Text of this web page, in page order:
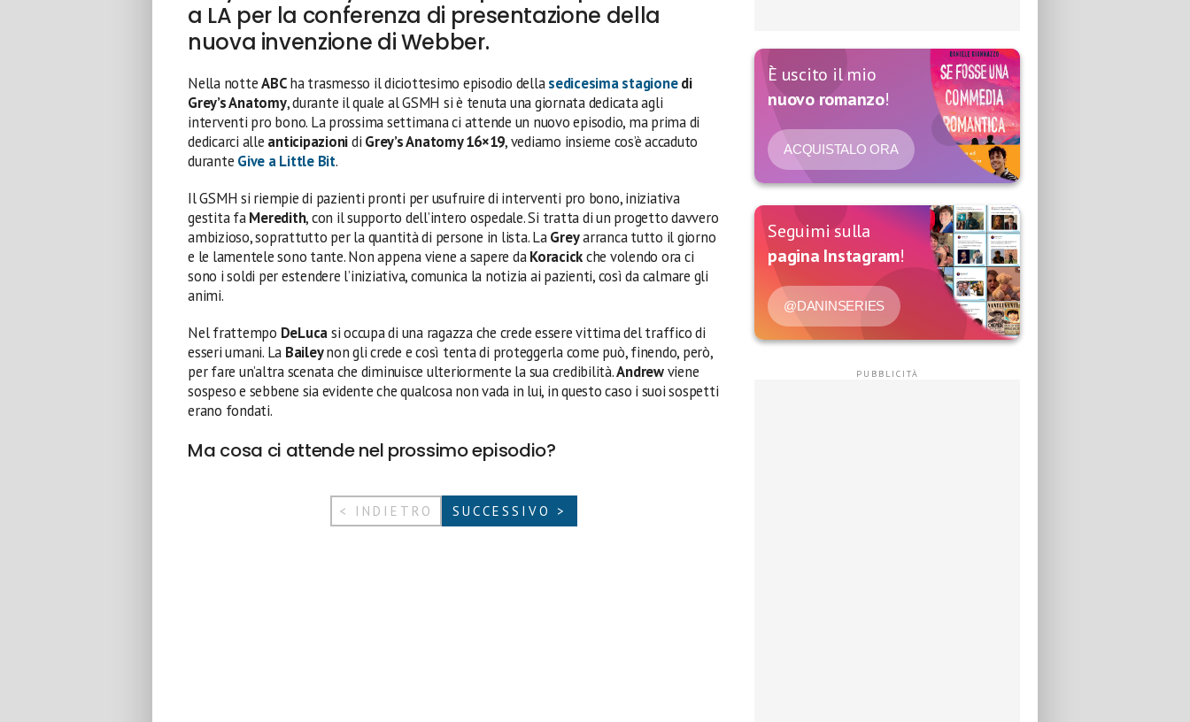
a LA per la conferenza di presentazione della
nuova invenzione di Webber.
Nella notteABCha trasmesso il diciottesimo episodio dellasedicesima stagionedi
Grey’s Anatomy, durante il quale al GSMH si è tenuta una giornata dedicata agli
interventi pro bono. La prossima settimana ci attende un nuovo episodio, ma prima di
dedicarci alle anticipazionidi Grey’s Anatomy 16×19, vediamo insieme cos’è accaduto
durante Give a Little Bit.
Il GSMH si riempie di pazienti pronti per usufruire di interventi pro bono, iniziativa
gestita faMeredith, con il supporto dell’intero ospedale. Si tratta di un progetto davvero
ambizioso, soprattutto per la quantità di persone in lista. LaGreyarranca tutto il giorno
e le lamentele sono tante. Non appena viene a sapere daKoracickche volendo ora ci
sono i soldi per estendere l’iniziativa, comunica la notizia ai pazienti, così da calmare gli
animi.
Nel frattempo DeLucasi occupa di una ragazza che crede essere vittima del traffico di
esseri umani. La Baileynon gli crede e così tenta di proteggerla come può, finendo, però,
per fare un’altra scenata che diminuisce ulteriormente la sua credibilità.Andrewviene
sospeso e sebbene sia evidente che qualcosa non vada in lui, in questo caso i suoi sospetti
erano fondati.
Ma cosa ci attende nel prossimo episodio?
< INDIETRO SUCCESSIVO >
È uscito il mio
nuovo romanzo!
ACQUISTALO ORA
Seguimi sulla
pagina Instagram!
@DANINSERIES